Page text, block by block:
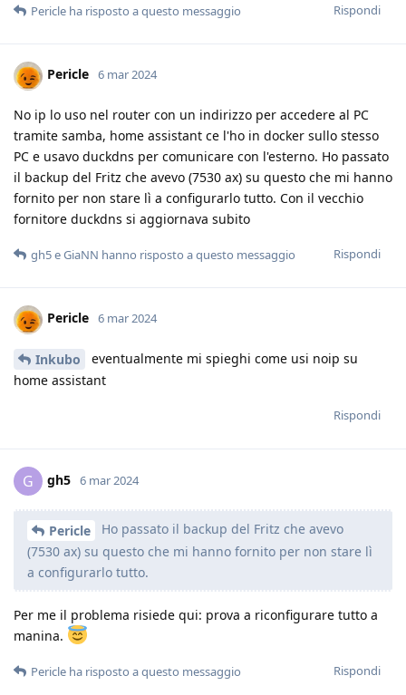
Rispondi
Pericle ha risposto a questo messaggio
Pericle 6 mar 2024
No ip lo uso nel router con un indirizzo per accedere al PC
tramite samba, home assistant ce l'ho in docker sullo stesso
PC e usavo duckdns per comunicare con l'esterno. Ho passato
il backup del Fritz che avevo (7530 ax) su questo che mi hanno
fornito per non stare lì a configurarlo tutto. Con il vecchio
fornitore duckdns si aggiornava subito
Rispondi
gh5eGiaNN hanno risposto a questo messaggio
Pericle 6 mar 2024
Inkubo
eventualmente mi spieghi come usi noip su
home assistant
Rispondi
G gh5 6 mar 2024
Pericle
Ho passato il backup del Fritz che avevo
(7530 ax) su questo che mi hanno fornito per non stare lì
a configurarlo tutto.
Per me il problema risiede qui: prova a riconfigurare tutto a
manina.
Rispondi
Pericle ha risposto a questo messaggio